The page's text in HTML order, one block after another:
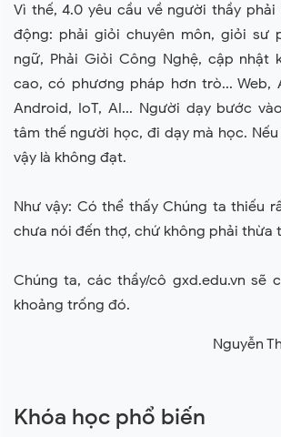
Vì thế, 4.0 yêu cầu về người thầy phải
động: phải giỏi chuyên môn, giỏi sư
ngữ, Phải Giỏi Công Nghệ, cập nhật
cao, có phương pháp hơn trò... Web,
Android, IoT, AI... Người dạy bước
tâm thế người học, đi dạy mà học.
vậy là không đạt.
Như vậy: Có thể thấy Chúng ta thiếu
chưa nói đến thợ, chứ không phải thừa
Chúng ta, các thầy/cô gxd.edu.vn sẽ
khoảng trống đó.
Nguyễn
Khóa học phổ biến